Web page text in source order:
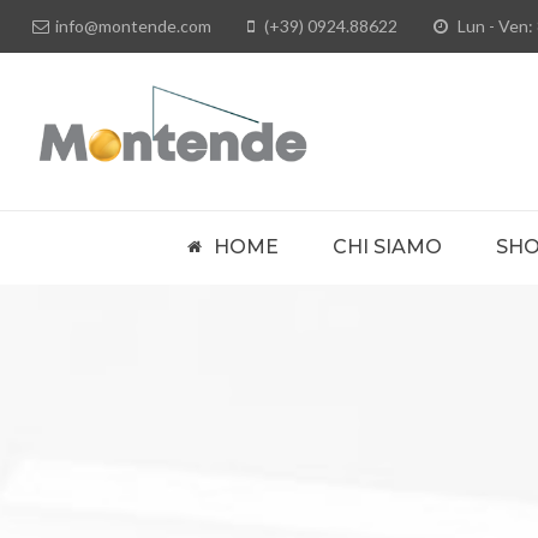
info@montende.com (+39) 0924.88622 Lun -
HOME CHI SIAMO